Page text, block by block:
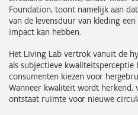
Foundation, toont namelijk aan
van de levensduur van kleding
impact kan hebben.
Het Living Lab vertrok vanuit de
als subjectieve
consumenten kiezen voor
Wanneer kwaliteit wordt herkend,
ontstaat ruimte voor nieuwe